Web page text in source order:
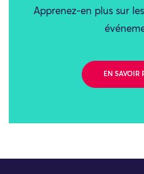
Apprenez-en plus sur
EN SAVOIR